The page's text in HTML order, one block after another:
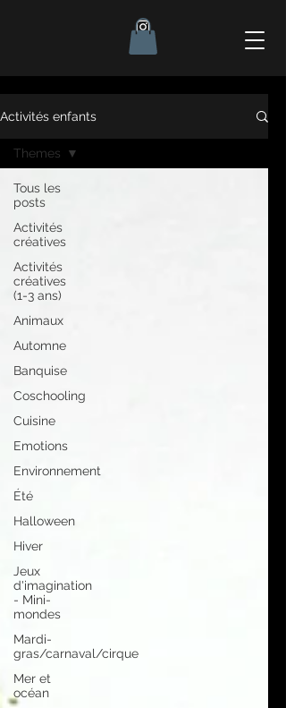
Activités enfants
Tous les
posts
Activités
créatives
Activités
créatives
(1-3 ans)
Animaux
Automne
Banquise
Coschooling
Cuisine
Emotions
Environnement
Été
Halloween
Hiver
Jeux
d'imagination
- Mini-
mondes
Mardi-
gras/carnaval/cirque
Mer et
océan
Themes